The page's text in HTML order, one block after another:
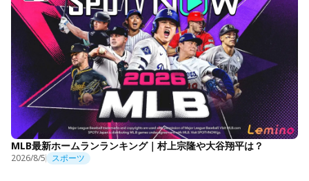
MLB最新ホームランランキング｜村上宗隆や大谷翔平は？
2026/8/5 スポーツ